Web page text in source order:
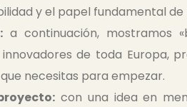
y el papel fundamental
a continuación, mostramos
de toda Europa,
necesitas para empezar.
con una idea en